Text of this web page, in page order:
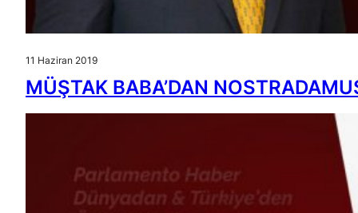
11 Haziran 2019
MÜŞTAK BABA’DAN